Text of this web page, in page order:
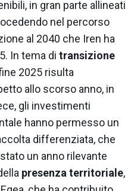
in gran parte allineati
nel percorso
al 2040 che Iren ha
In tema di transizione
2025 risulta
allo scorso anno, in
gli investimenti
hanno permesso un
differenziata, che
un anno rilevante
presenza territoriale,